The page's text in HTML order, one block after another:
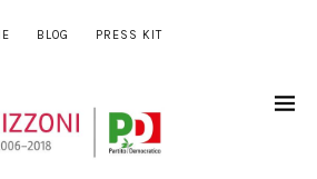
BLOG PRESS KIT